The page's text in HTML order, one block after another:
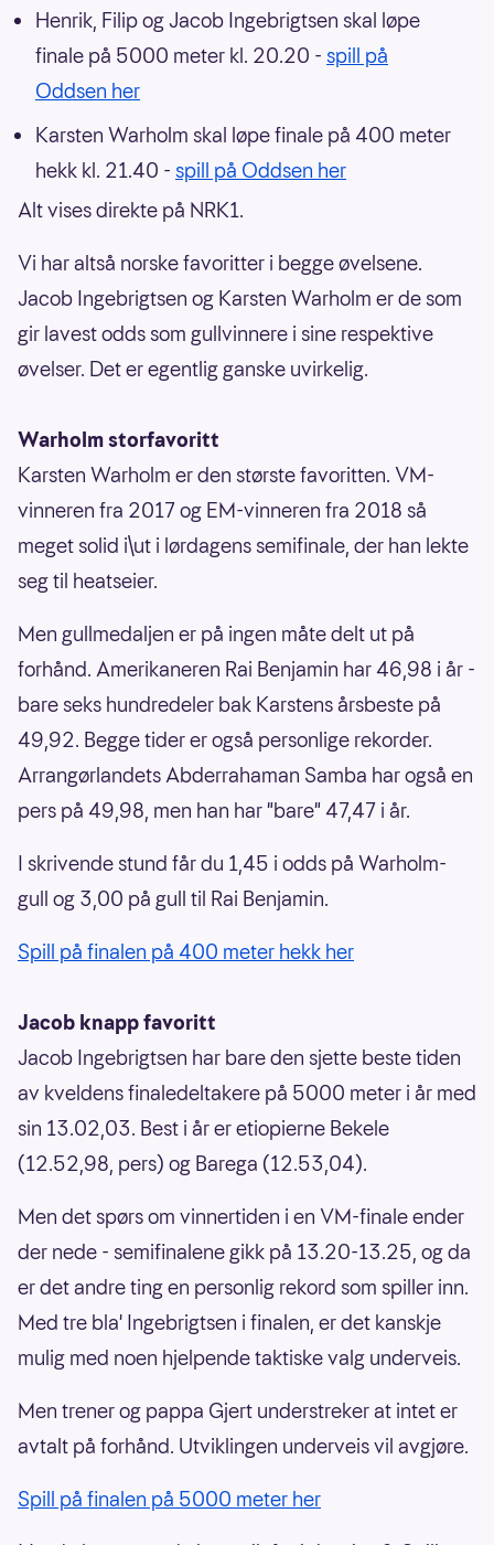
Henrik, Filip og Jacob Ingebrigtsen skal løpe
finale på 5000 meter kl. 20.20 - spill på
Oddsen her
Karsten Warholm skal løpe finale på 400 meter
hekk kl. 21.40 - spill på Oddsen her
Alt vises direkte på NRK1.
Vi har altså norske favoritter i begge øvelsene.
Jacob Ingebrigtsen og Karsten Warholm er de som
gir lavest odds som gullvinnere i sine respektive
øvelser. Det er egentlig ganske uvirkelig.
Warholm storfavoritt
Karsten Warholm er den største favoritten. VM-
vinneren fra 2017 og EM-vinneren fra 2018 så
meget solid i\ut i lørdagens semifinale, der han lekte
seg til heatseier.
Men gullmedaljen er på ingen måte delt ut på
forhånd. Amerikaneren Rai Benjamin har 46,98 i år -
bare seks hundredeler bak Karstens årsbeste på
49,92. Begge tider er også personlige rekorder.
Arrangørlandets Abderrahaman Samba har også en
pers på 49,98, men han har "bare" 47,47 i år.
I skrivende stund får du 1,45 i odds på Warholm-
gull og 3,00 på gull til Rai Benjamin.
Spill på finalen på 400 meter hekk her
Jacob knapp favoritt
Jacob Ingebrigtsen har bare den sjette beste tiden
av kveldens finaledeltakere på 5000 meter i år med
sin 13.02,03. Best i år er etiopierne Bekele
(12.52,98, pers) og Barega (12.53,04).
Men det spørs om vinnertiden i en VM-finale ender
der nede - semifinalene gikk på 13.20-13.25, og da
er det andre ting en personlig rekord som spiller inn.
Med tre bla' Ingebrigtsen i finalen, er det kanskje
mulig med noen hjelpende taktiske valg underveis.
Men trener og pappa Gjert understreker at intet er
avtalt på forhånd. Utviklingen underveis vil avgjøre.
Spill på finalen på 5000 meter her